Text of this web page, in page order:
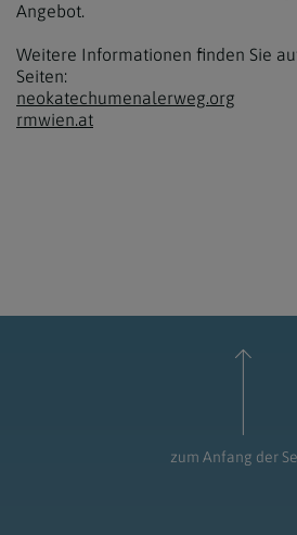
Angebot.
Weitere Informationen finden Sie
Seiten:
neokatechumenalerweg.org
rmwien.at
zum Anfang der